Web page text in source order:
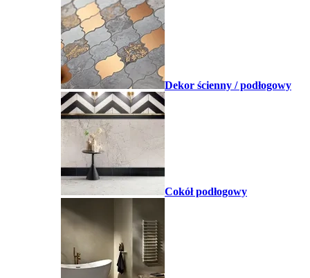
Dekor ścienny / podłogowy
Cokół podłogowy